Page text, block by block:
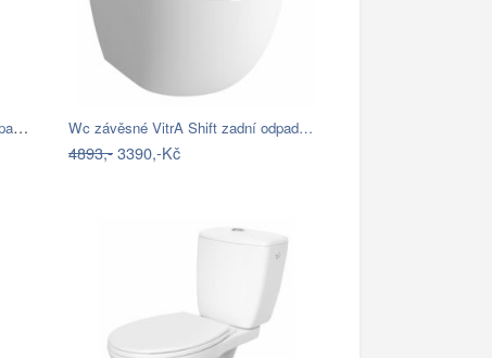
Wc kombi komplet Multi Eur zadní odpad… Wc závěsné VitrA Shift zadní odpad…
4893,-3390,-Kč